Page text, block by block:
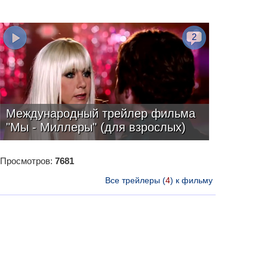
Международный трейлер фильма
"Мы - Миллеры" (для взрослых)
2
Просмотров: 7681
Все трейлеры (4) к фильму